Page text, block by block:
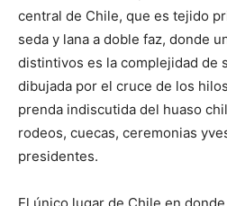
central de Chile, que es tejido
seda y lana a doble faz, donde
distintivos es la complejidad de
dibujada por el cruce de los
prenda indiscutida del huaso
rodeos, cuecas, ceremonias
presidentes.